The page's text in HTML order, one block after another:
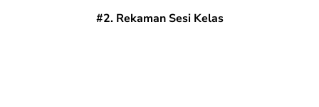
#2. Rekaman Sesi Kelas